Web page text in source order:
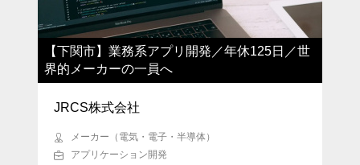
【下関市】業務系アプリ開発／年休125日／世
界的メーカーの一員へ
JRCS株式会社
メーカー（電気・電子・半導体）
アプリケーション開発